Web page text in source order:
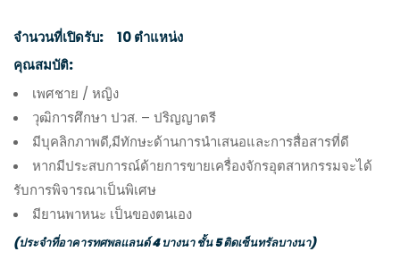
จำนวนที่เปิดรับ:
10 ตำแหน่ง
คุณสมบัติ:
เพศชาย / หญิง
วุฒิการศึกษา ปวส. – ปริญญาตรี
มีบุคลิกภาพดี,มีทักษะด้านการนำเสนอและการสื่อสารที่ดี
หากมีประสบการณ์ด้ายการขายเครื่องจักรอุตสาหกรรมจะได้
รับการพิจารณาเป็นพิเศษ
มียานพาหนะ เป็นของตนเอง
(ประจำที่อาคารทศพลแลนด์ 4 บางนา ชั้น 5 ติดเซ็นทรัลบางนา)